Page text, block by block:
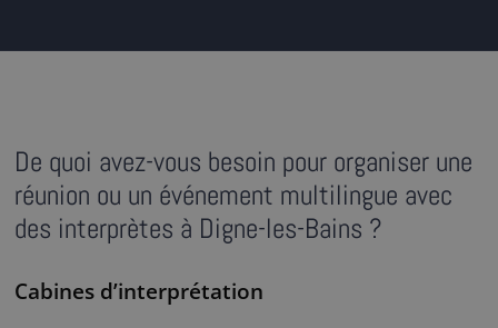
De quoi avez-vous besoin pour organiser une
réunion ou un événement multilingue avec
des interprètes à Digne-les-Bains ?
Cabines d’interprétation